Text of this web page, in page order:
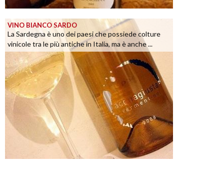
VINO BIANCO SARDO
La Sardegna è uno dei paesi che possiede colture
vinicole tra le più antiche in Italia, ma è anche ...